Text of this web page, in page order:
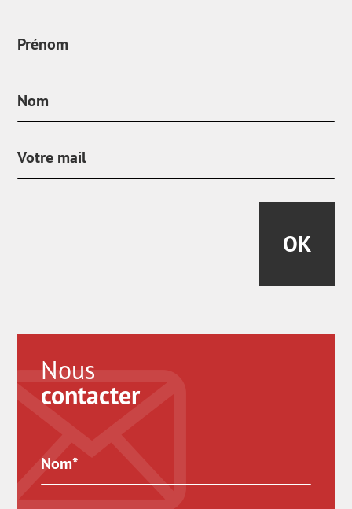
OK
Nous
contacter